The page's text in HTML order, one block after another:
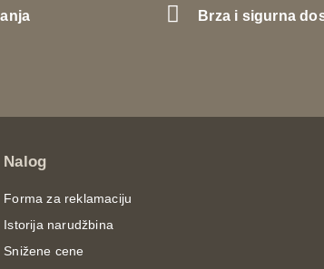
Brza i sigurna
Nalog
Forma za reklamaciju
Istorija narudžbina
Snižene cene